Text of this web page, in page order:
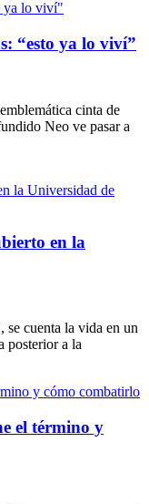
“esto ya lo viví”
cinta de
Neo ve pasar a
en la
se cuenta la vida en un
posterior a la
el término y